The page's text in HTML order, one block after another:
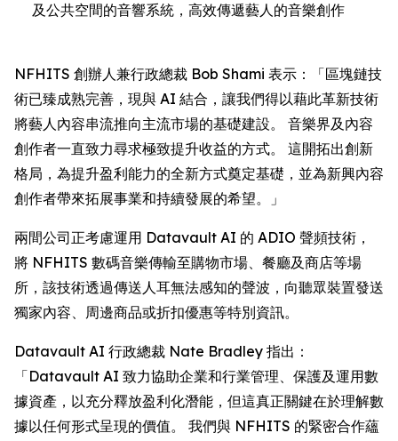
及公共空間的音響系統，高效傳遞藝人的音樂創作
NFHITS 創辦人兼行政總裁 Bob Shami 表示：「區塊鏈技
術已臻成熟完善，現與 AI 結合，讓我們得以藉此革新技術
將藝人內容串流推向主流市場的基礎建設。 音樂界及內容
創作者一直致力尋求極致提升收益的方式。 這開拓出創新
格局，為提升盈利能力的全新方式奠定基礎，並為新興內容
創作者帶來拓展事業和持續發展的希望。」
兩間公司正考慮運用 Datavault AI 的 ADIO 聲頻技術，
將 NFHITS 數碼音樂傳輸至購物市場、餐廳及商店等場
所，該技術透過傳送人耳無法感知的聲波，向聽眾裝置發送
獨家內容、周邊商品或折扣優惠等特別資訊。
Datavault AI 行政總裁 Nate Bradley 指出：
「Datavault AI 致力協助企業和行業管理、保護及運用數
據資產，以充分釋放盈利化潛能，但這真正關鍵在於理解數
據以任何形式呈現的價值。 我們與 NFHITS 的緊密合作蘊